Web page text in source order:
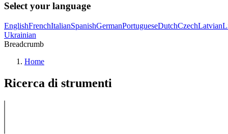
Select your language
EnglishFrenchItalianSpanishGermanPortugueseDutchCzechLatvian
Ukrainian
Breadcrumb
Home
Ricerca di strumenti